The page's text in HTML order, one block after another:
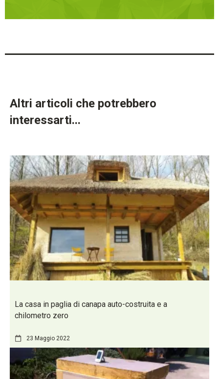
Altri articoli che potrebbero
interessarti...
La casa in paglia di canapa auto-costruita e a
chilometro zero
23 Maggio 2022